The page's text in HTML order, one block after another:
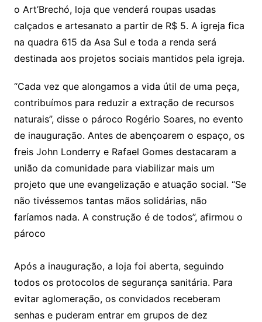
o Art’Brechó, loja que venderá roupas usadas
calçados e artesanato a partir de R$ 5. A igreja fica
na quadra 615 da Asa Sul e toda a renda será
destinada aos projetos sociais mantidos pela igreja.
“Cada vez que alongamos a vida útil de uma peça,
contribuímos para reduzir a extração de recursos
naturais”, disse o pároco Rogério Soares, no evento
de inauguração. Antes de abençoarem o espaço, os
freis John Londerry e Rafael Gomes destacaram a
união da comunidade para viabilizar mais um
projeto que une evangelização e atuação social. “Se
não tivéssemos tantas mãos solidárias, não
faríamos nada. A construção é de todos”, afirmou o
pároco
Após a inauguração, a loja foi aberta, seguindo
todos os protocolos de segurança sanitária. Para
evitar aglomeração, os convidados receberam
senhas e puderam entrar em grupos de dez